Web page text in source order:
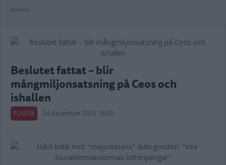
Annons:
Beslutet fattat – blir
mångmiljonsatsning på Ceos och
ishallen
POLITIK 04 december 2025 18.00